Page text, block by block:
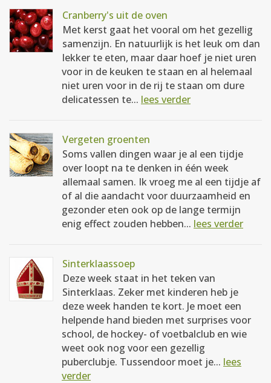
Cranberry's uit de oven
Met kerst gaat het vooral om het gezellig
samenzijn. En natuurlijk is het leuk om dan
lekker te eten, maar daar hoef je niet uren
voor in de keuken te staan en al helemaal
niet uren voor in de rij te staan om dure
delicatessen te... lees verder
Vergeten groenten
Soms vallen dingen waar je al een tijdje
over loopt na te denken in één week
allemaal samen. Ik vroeg me al een tijdje af
of al die aandacht voor duurzaamheid en
gezonder eten ook op de lange termijn
enig effect zouden hebben... lees verder
Sinterklaassoep
Deze week staat in het teken van
Sinterklaas. Zeker met kinderen heb je
deze week handen te kort. Je moet een
helpende hand bieden met surprises voor
school, de hockey- of voetbalclub en wie
weet ook nog voor een gezellig
puberclubje. Tussendoor moet je... lees
verder